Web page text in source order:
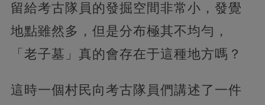
留給考古隊員的發掘空間非常小，發覺
地點雖然多，但是分布極其不均勻，
「老子墓」真的會存在于這種地方嗎？
這時一個村民向考古隊員們講述了一件